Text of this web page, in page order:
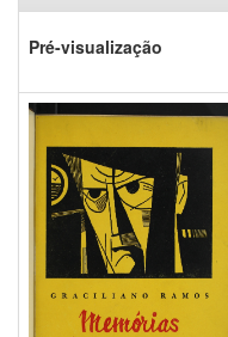
Pré-visualização